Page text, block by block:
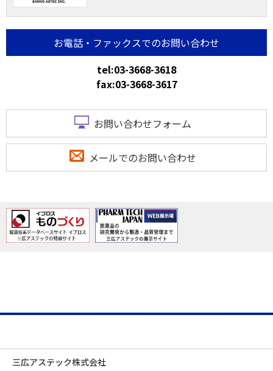
お電話・ファックスでのお問い合わせ
tel:03-3668-3618
fax:03-3668-3617
お問い合わせフォーム
メールでのお問い合わせ
三広アステック株式会社